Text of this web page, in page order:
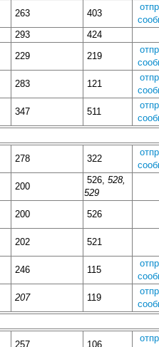
263 403
293
424
229 219
283 121
347 511
278 322
200
526, 528,
529
200
526
202 521
246 115
207 119
257 106